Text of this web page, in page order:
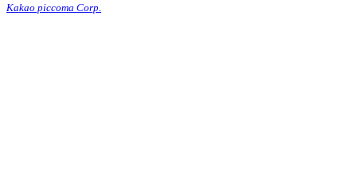
Kakao piccoma Corp.